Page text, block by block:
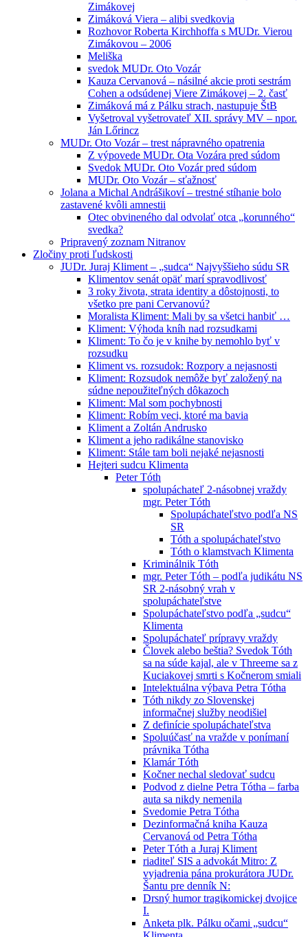
Zimákovej
Zimáková Viera – alibi svedkovia
Rozhovor Roberta Kirchhoffa s MUDr. Vierou
Zimákovou – 2006
Meliška
svedok MUDr. Oto Vozár
Kauza Cervanová – násilné akcie proti sestrám
Cohen a odsúdenej Viere Zimákovej – 2. časť
Zimáková má z Pálku strach, nastupuje ŠtB
Vyšetroval vyšetrovateľ XII. správy MV – npor.
Ján Lőrincz
MUDr. Oto Vozár – trest nápravného opatrenia
Z výpovede MUDr. Ota Vozára pred súdom
Svedok MUDr. Oto Vozár pred súdom
MUDr. Oto Vozár – sťažnosť
Jolana a Michal Andrášikoví – trestné stíhanie bolo
zastavené kvôli amnestii
Otec obvineného dal odvolať otca „korunného“
svedka?
Pripravený zoznam Nitranov
Zločiny proti ľudskosti
JUDr. Juraj Kliment – „sudca“ Najvyššieho súdu SR
Klimentov senát opäť marí spravodlivosť
3 roky života, strata identity a dôstojnosti, to
všetko pre pani Cervanovú?
Moralista Kliment: Mali by sa všetci hanbiť …
Kliment: Výhoda kníh nad rozsudkami
Kliment: To čo je v knihe by nemohlo byť v
rozsudku
Kliment vs. rozsudok: Rozpory a nejasnosti
Kliment: Rozsudok nemôže byť založený na
súdne nepoužiteľných dôkazoch
Kliment: Mal som pochybnosti
Kliment: Robím veci, ktoré ma bavia
Kliment a Zoltán Andrusko
Kliment a jeho radikálne stanovisko
Kliment: Stále tam boli nejaké nejasnosti
Hejteri sudcu Klimenta
Peter Tóth
spolupáchateľ 2-násobnej vraždy
mgr. Peter Tóth
Spolupáchateľstvo podľa NS
SR
Tóth a spolupáchateľstvo
Tóth o klamstvach Klimenta
Kriminálnik Tóth
mgr. Peter Tóth – podľa judikátu NS
SR 2-násobný vrah v
spolupáchateľstve
Spolupáchateľstvo podľa „sudcu“
Klimenta
Spolupáchateľ prípravy vraždy
Človek alebo beštia? Svedok Tóth
sa na súde kajal, ale v Threeme sa z
Kuciakovej smrti s Kočnerom smiali
Intelektuálna výbava Petra Tótha
Tóth nikdy zo Slovenskej
informačnej služby neodišiel
Z definície spolupáchateľstva
Spoluúčasť na vražde v ponímaní
právnika Tótha
Klamár Tóth
Kočner nechal sledovať sudcu
Podvod z dielne Petra Tótha – farba
auta sa nikdy nemenila
Svedomie Petra Tótha
Dezinformačná kniha Kauza
Cervanová od Petra Tótha
Peter Tóth a Juraj Kliment
riaditeľ SIS a advokát Mitro: Z
vyjadrenia pána prokurátora JUDr.
Šantu pre denník N:
Drsný humor tragikomickej dvojice
I.
Anketa plk. Pálku očami „sudcu“